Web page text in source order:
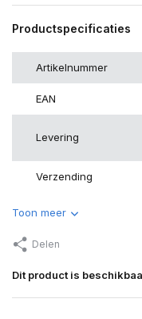
Productspecificaties
Artikelnummer
EAN
Levering
Verzending
Toon meer
Delen
Dit product is